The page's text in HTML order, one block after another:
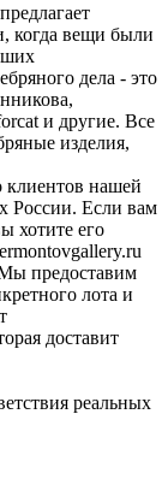
когда вещи были
дела - это
и другие. Все
изделия,
клиентов нашей
России. Если вам
хотите его
предоставим
лота и
доставит
реальных